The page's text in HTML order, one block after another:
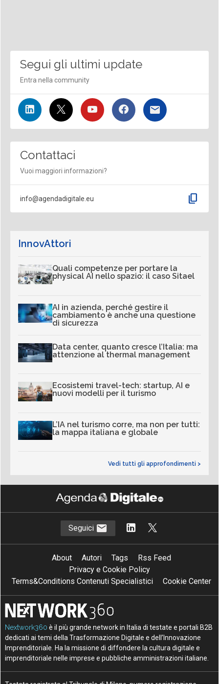
Segui gli ultimi update
Entra nella community
Contattaci
Vuoi maggiori informazioni?
info@agendadigitale.eu content_copy
InnovAttori
Quali competenze per portare la
physical AI nello spazio: il caso Sitael
AI in azienda, perché gestire il
cambiamento è anche una questione
di sicurezza
Data center, quanto cresce l’Italia: ma
attenzione al thermal management
Ecosistemi travel-tech: startup, AI e
nuovi modelli per il turismo
L’IA nel turismo corre, ma non per tutti:
la mappa italiana e globale
Vedi tutti gli approfondimenti >
Seguici
About Autori Tags
Rss Feed
Privacy e Cookie Policy
Terms&Conditions Contenuti Specialistici
Cookie Center
Nextwork360 è il più grande network in Italia di testate e portali B2B
dedicati ai temi della Trasformazione Digitale e dell’Innovazione
Imprenditoriale. Ha la missione di diffondere la cultura digitale e
imprenditoriale nelle imprese e pubbliche amministrazioni italiane.